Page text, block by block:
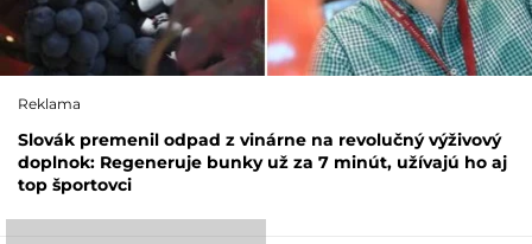
Reklama
Slovák premenil odpad z vinárne na revolučný výživový
doplnok: Regeneruje bunky už za 7 minút, užívajú ho aj
top športovci